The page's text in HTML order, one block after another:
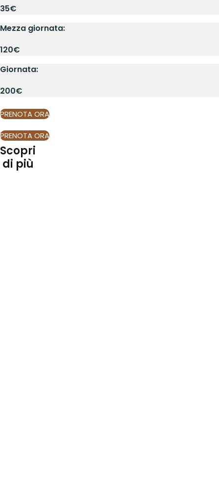
35€
Mezza giornata:
120€
Giornata:
200€
PRENOTA ORA
PRENOTA ORA
Scopri
di più